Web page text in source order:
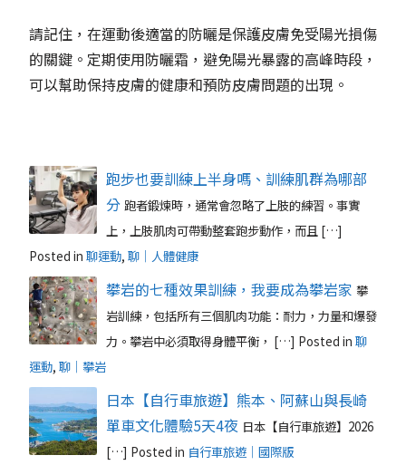
請記住，在運動後適當的防曬是保護皮膚免受陽光損傷
的關鍵。定期使用防曬霜，避免陽光暴露的高峰時段，
可以幫助保持皮膚的健康和預防皮膚問題的出現。
跑步也要訓練上半身嗎、訓練肌群為哪部
分 跑者鍛煉時，通常會忽略了上肢的練習。事實
上，上肢肌肉可帶動整套跑步動作，而且 […]
Posted in 聊運動, 聊｜人體健康
攀岩的七種效果訓練，我要成為攀岩家 攀
岩訓練，包括所有三個肌肉功能：耐力，力量和爆發
力。攀岩中必須取得身體平衡， […] Posted in 聊
運動, 聊｜攀岩
日本【自行車旅遊】熊本、阿蘇山與長崎
單車文化體驗5天4夜 日本【自行車旅遊】2026
[…] Posted in 自行車旅遊｜國際版